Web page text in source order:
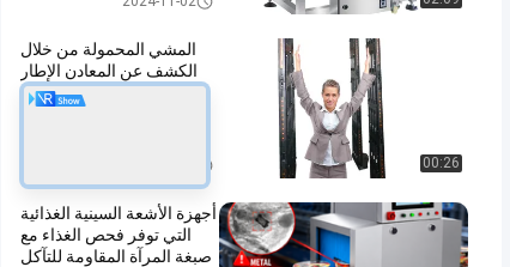
00:26
المشي المحمولة من خلال
الكشف عن المعادن الإطار
للسفارات / المؤسسات
المشي من خلال جهاز الكشف عن
أجهزة الأشعة السينية الغذائية
التي توفر فحص الغذاء مع
صبغة المرآة المقاومة للتآكل